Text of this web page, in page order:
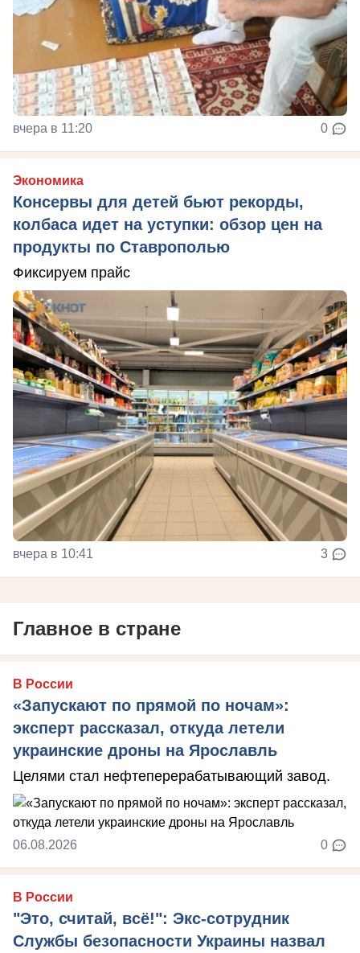
вчера в 11:20 0
Экономика
Консервы для детей бьют рекорды,
колбаса идет на уступки: обзор цен на
продукты по Ставрополью
Фиксируем прайс
вчера в 10:41 3
Главное в стране
В России
«Запускают по прямой по ночам»:
эксперт рассказал, откуда летели
украинские дроны на Ярославль
Целями стал нефтеперерабатывающий завод.
06.08.2026 0
В России
"Это, считай, всё!": Экс-сотрудник
Службы безопасности Украины назвал